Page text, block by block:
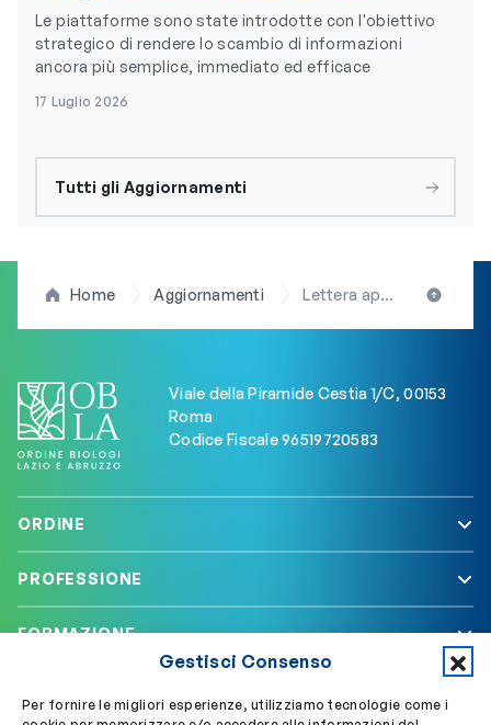
Gestisci Consenso
Per fornire le migliori esperienze, utilizziamo tecnologie come i
Le piattaforme sono state introdotte con l'obiettivo
strategico di rendere lo scambio di informazioni
ancora più semplice, immediato ed efficace
17 Luglio 2026
Tutti gli Aggiornamenti
Home Aggiornamenti Lettera aperta agli iscritti del presidente D’Anna (FNOB) sulla professione di biologo nutrizionista
Viale della Piramide Cestia 1/C, 00153
Roma
Codice Fiscale 96519720583
ORDINE
PROFESSIONE
FORMAZIONE